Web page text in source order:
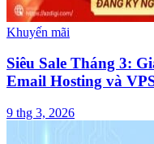
Khuyến mãi
Siêu Sale Tháng 3:
Email Hosting và
9 thg 3, 2026